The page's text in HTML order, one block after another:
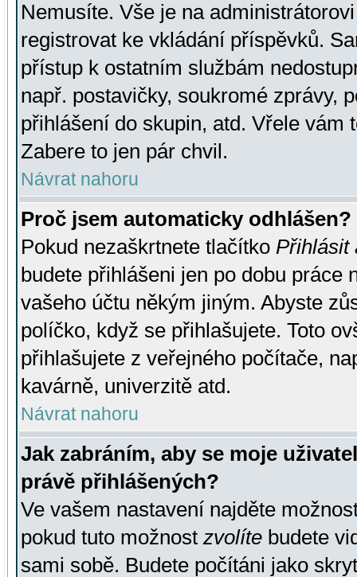
Nemusíte. Vše je na
registrovat ke vkládání příspěvků.
přístup k ostatním službám
např. postavičky, soukromé zprávy,
přihlášení do skupin, atd. Vřele vám
Zabere to jen pár chvil.
Návrat nahoru
Proč jsem automaticky odhlášen?
Pokud nezaškrtnete tlačítko Přihlásit
budete přihlášeni jen po dobu práce
vašeho účtu někým jiným. Abyste
políčko, když se přihlašujete. Toto
přihlašujete z veřejného počítače,
kavárně, univerzitě atd.
Návrat nahoru
Jak zabráním, aby se moje
právě přihlášených?
Ve vašem nastavení najděte
pokud tuto možnost zvolíte budete
sami sobě. Budete počítáni jako